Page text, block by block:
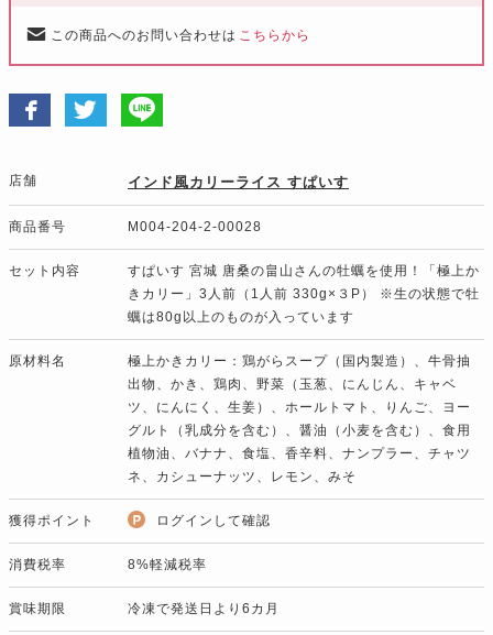
この商品へのお問い合わせは こちらから
店舗 インド風カリーライス すぱいす
商品番号 M004-204-2-00028
セット内容
すぱいす 宮城 唐桑の畠山さんの牡蠣を使用！「極上か
きカリー」3人前（1人前 330g×３P） ※生の状態で牡
蠣は80g以上のものが入っています
原材料名
極上かきカリー：鶏がらスープ（国内製造）、牛骨抽
出物、かき、鶏肉、野菜（玉葱、にんじん、キャベ
ツ、にんにく、生姜）、ホールトマト、りんご、ヨー
グルト（乳成分を含む）、醤油（小麦を含む）、食用
植物油、バナナ、食塩、香辛料、ナンプラー、チャツ
ネ、カシューナッツ、レモン、みそ
獲得ポイント ログインして確認
消費税率 8%軽減税率
賞味期限 冷凍で発送日より6カ月